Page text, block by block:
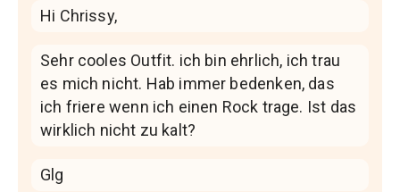
Hi Chrissy,
Sehr cooles Outfit. ich bin ehrlich, ich trau
es mich nicht. Hab immer bedenken, das
ich friere wenn ich einen Rock trage. Ist das
wirklich nicht zu kalt?
Glg